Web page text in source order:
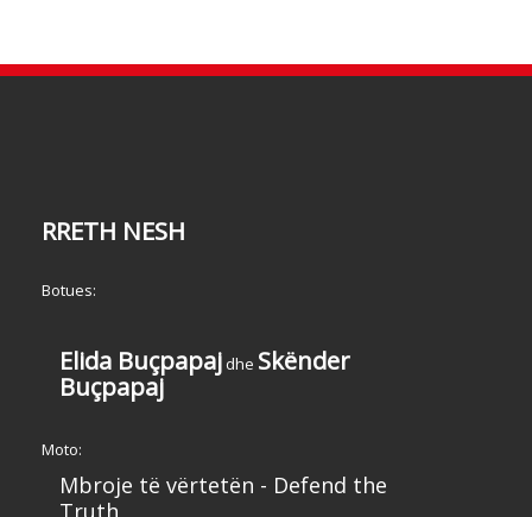
RRETH NESH
Botues:
Elida Buçpapaj dhe Skënder
Buçpapaj
Moto:
Mbroje të vërtetën - Defend the